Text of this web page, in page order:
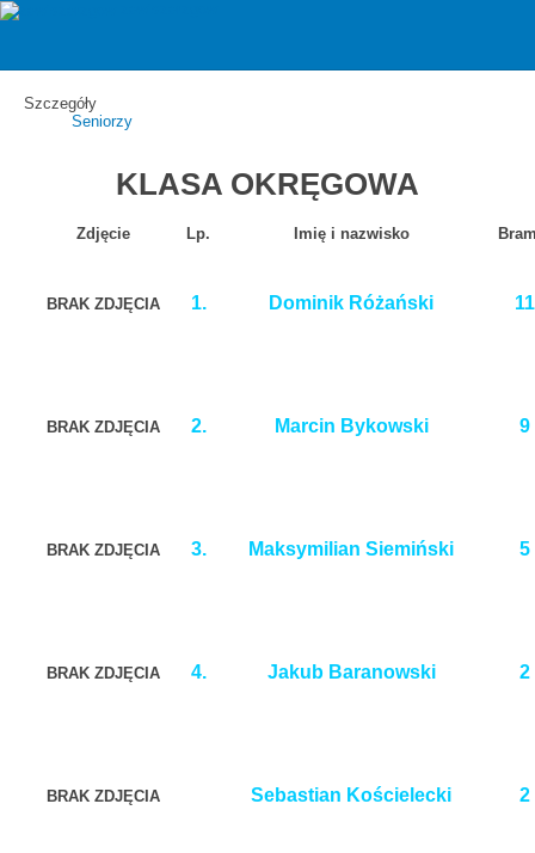
Szczegóły
Seniorzy
KLASA OKRĘGOWA
Zdjęcie Lp. Imię i nazwisko
BRAK ZDJĘCIA 1. Dominik Różański 11
BRAK ZDJĘCIA 2. Marcin Bykowski 9
BRAK ZDJĘCIA 3. Maksymilian Siemiński 5
BRAK ZDJĘCIA 4. Jakub Baranowski 2
BRAK ZDJĘCIA Sebastian Kościelecki 2